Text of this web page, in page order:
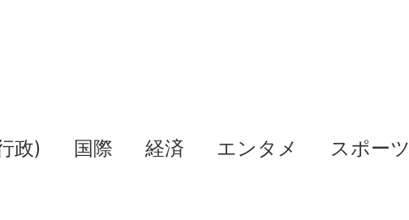
政) 国際 経済 エンタメ スポーツ